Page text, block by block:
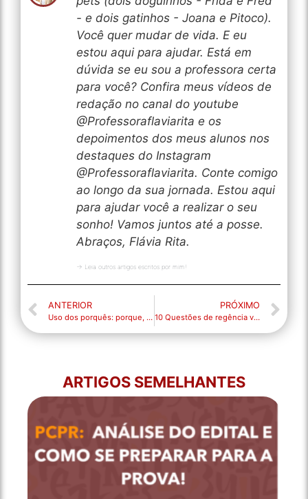
- e dois gatinhos - Joana e Pitoco).
Você quer mudar de vida. E eu
estou aqui para ajudar. Está em
dúvida se eu sou a professora certa
para você? Confira meus vídeos de
redação no canal do youtube
@Professoraflaviarita e os
depoimentos dos meus alunos nos
destaques do Instagram
@Professoraflaviarita. Conte comigo
ao longo da sua jornada. Estou aqui
para ajudar você a realizar o seu
sonho! Vamos juntos até a posse.
Abraços, Flávia Rita.
→ Leia outros artigos escritos por mim!
ANTERIOR
Uso dos porquês: porque, por que, por quê e porquê
PRÓXIMO
10 Questões de regência verbal e nominal para treinar!
ARTIGOS SEMELHANTES